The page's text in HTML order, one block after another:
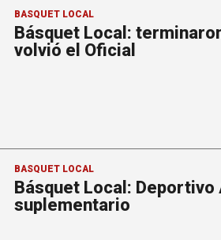
BÁSQUET LOCAL
Básquet Local:
volvió el Oficial
BÁSQUET LOCAL
Básquet Local:
suplementario